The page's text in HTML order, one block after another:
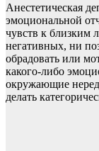
Анестетическая
эмоциональной
чувств к близким
негативных, ни
обрадовать или
какого-либо
окружающие
делать